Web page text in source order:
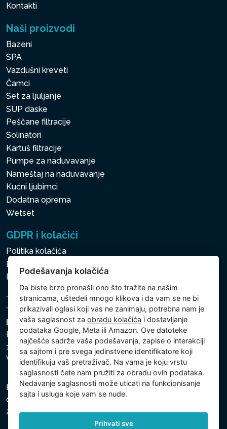
Kontakti
Naši proizvodi
Bazeni
SPA
Vazdušni kreveti
Čamci
Set za ljuljanje
SUP daske
Peščane filtracije
Solinatori
Kartuš filtracije
Pumpe za naduvavanje
Nameštaj na naduvavanje
Kućni ljubimci
Dodatna oprema
Wetset
GDPR i kolačići
Politika kolačića
Politika zaštite ličnih i drugih obrađivanih podataka
Politika kolačića
Intex Trading, s.r.o.
Hradecká 2526/3
130 00 Praha 3
Vinohrady - Česká republika
Kompanija je registrovana u Opštinskom sudu u Pragu,
odeljak C, uložak 74759, Identifikacioni broj kompanije:
26150808, Poreski identifikacioni broj: CZ26150808.
Podešavanja kolačića
Da biste brzo pronašli ono što tražite na našim
stranicama, uštedeli mnogo klikova i da vam se ne bi
prikazivali oglasi koji vas ne zanimaju, potrebna nam je
vaša saglasnost zaobradu kolačića i dostavljanje
podataka Google, Meta ili Amazon. Ove datoteke
najčešće sadrže vaša podešavanja, zapise o interakciji
sa sajtom i pre svega jedinstvene identifikatore koji
identifikuju vaš pretraživač. Na vama je koju vrstu
saglasnosti ćete nam pružiti za obradu ovih podataka.
Nedavanje saglasnosti može uticati na funkcionisanje
sajta i usluga koje vam se nude.
Prihvati sve